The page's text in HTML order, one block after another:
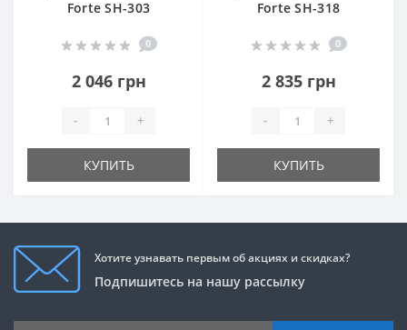
Forte SH-303
0
2 046 грн
- +
КУПИТЬ
Forte SH-318
0
2 835 грн
- +
КУПИТЬ
Хотите узнавать первым об акциях и скидках?
Подпишитесь на нашу рассылку